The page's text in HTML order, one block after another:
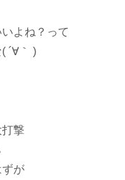
よね？って
´∀｀ )
撃
が